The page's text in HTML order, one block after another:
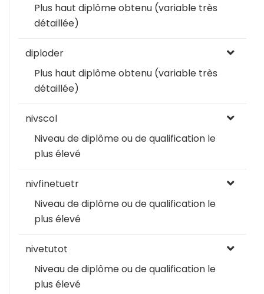
Plus haut diplôme obtenu (variable très
détaillée)
diploder
Plus haut diplôme obtenu (variable très
détaillée)
nivscol
Niveau de diplôme ou de qualification le
plus élevé
nivfinetuetr
Niveau de diplôme ou de qualification le
plus élevé
nivetutot
Niveau de diplôme ou de qualification le
plus élevé